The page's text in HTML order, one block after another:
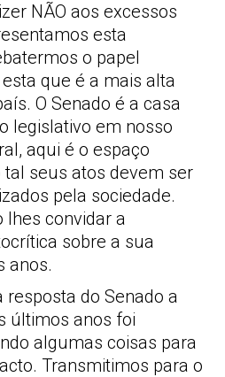
NÃO aos excessos
esta
o papel
que é a mais alta
O Senado é a casa
legislativo em nosso
aqui é o espaço
seus atos devem ser
pela sociedade.
lhes convidar a
sobre a sua
anos.
do Senado a
últimos anos foi
algumas coisas para
Transmitimos para o